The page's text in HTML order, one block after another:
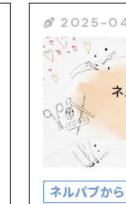
2025-
ネルパブか